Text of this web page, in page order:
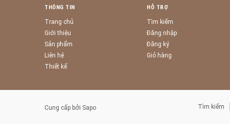
THÔNG TIN
Trang chủ
Giới thiệu
Sản phẩm
Liên hệ
Thiết kế
HỖ TRỢ
Tìm kiếm
Đăng nhập
Đăng ký
Giỏ hàng
Cung cấp bởi Sapo Tìm kiếm